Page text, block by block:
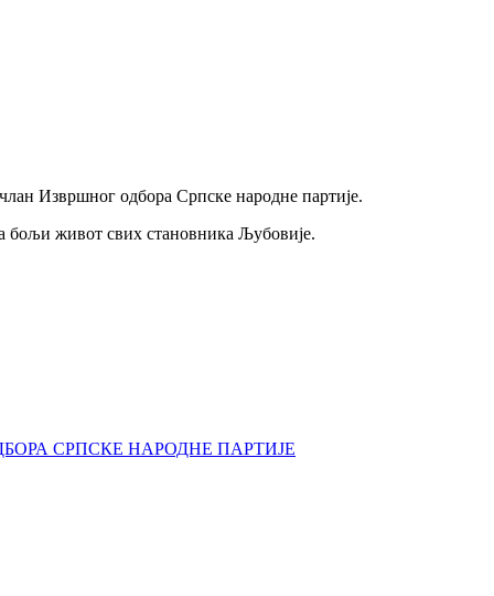
Извршног одбора Српске народне партије.
бољи живот свих становника Љубовије.
СРПСКЕ НАРОДНЕ ПАРТИЈЕ